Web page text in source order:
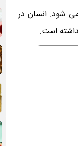
شود. انسان در
است.